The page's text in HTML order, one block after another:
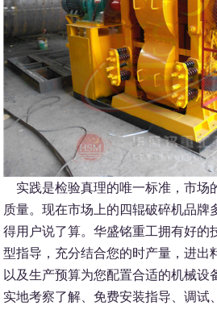
实践是检验真理的唯一标准，市场
质量。现在市场上的四辊破碎机品牌
得用户说了算。华盛铭重工拥有好的
型指导，充分结合您的时产量，进出
以及生产预算为您配置合适的机械设
实地考察了解、免费安装指导、调试